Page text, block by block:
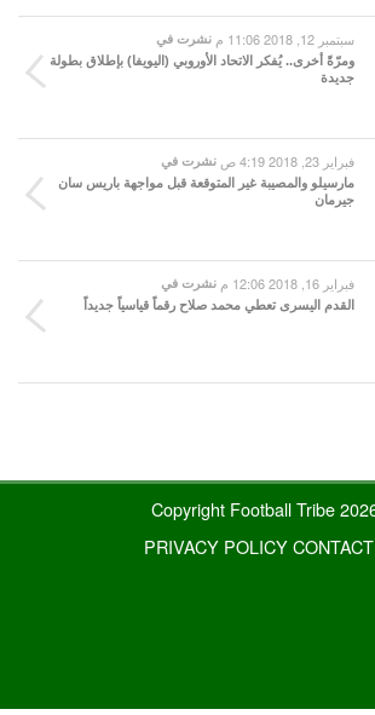
نشرت في سبتمبر 12, 2018 11:06 م
ومرّةً أخرى.. يُفكر الاتحاد الأوروبي (اليويفا) بإطلاق بطولة
جديدة
نشرت في فبراير 23, 2018 4:19 ص
مارسيلو والمصيبة غير المتوقعة قبل مواجهة باريس سان
جيرمان
نشرت في فبراير 16, 2018 12:06 م
القدم اليسرى تعطي محمد صلاح رقماً قياسياً جديداً
CONTACT
PRIVACY POLICY